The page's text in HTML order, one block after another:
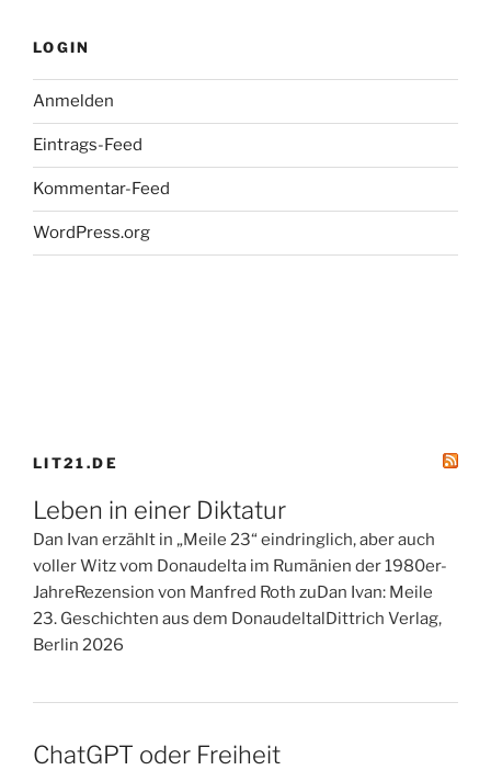
LOGIN
Anmelden
Eintrags-Feed
Kommentar-Feed
WordPress.org
LIT21.DE
Leben in einer Diktatur
Dan Ivan erzählt in „Meile 23“ eindringlich, aber auch
voller Witz vom Donaudelta im Rumänien der 1980er-
JahreRezension von Manfred Roth zuDan Ivan: Meile
23. Geschichten aus dem DonaudeltalDittrich Verlag,
Berlin 2026
ChatGPT oder Freiheit